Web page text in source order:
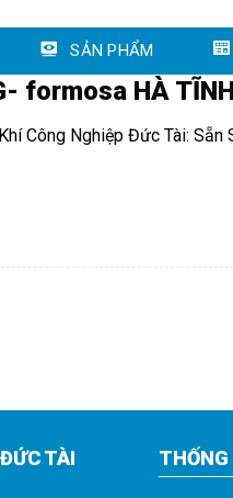
SẢN PHẨM
formosa HÀ
Công Nghiệp Đức Tài: Sẵn
TÀI THỐNG